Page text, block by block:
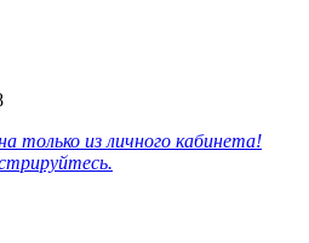
только из личного кабинета!